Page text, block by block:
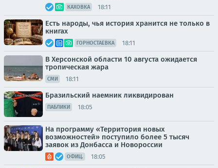
КАХОВКА 18:11
Есть народы, чья история хранится не только в
книгах
ГОРНОСТАЕВКА 18:11
В Херсонской области 10 августа ожидается
тропическая жара
СМИ 18:11
Бразильский наемник ликвидирован
ПАБЛИКИ 18:05
На программу «Территория новых
возможностей» поступило более 5 тысяч
заявок из Донбасса и Новороссии
ОФИЦ. 18:05